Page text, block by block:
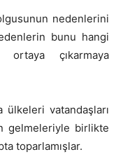
nedenlerini
bunu hangi
ortaya çıkarmaya
ülkeleri vatandaşları
gelmeleriyle birlikte
toparlamışlar.